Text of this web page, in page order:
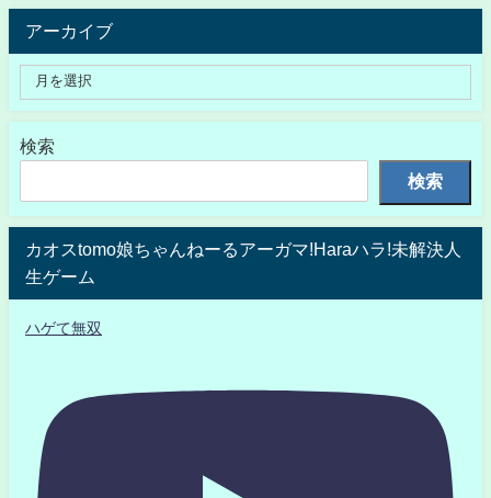
アーカイブ
検索
検索
カオスtomo娘ちゃんねーるアーガマ!Haraハラ!未解決人
生ゲーム
ハゲて無双